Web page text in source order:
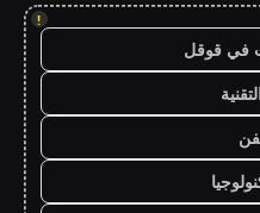
!
في قوقل